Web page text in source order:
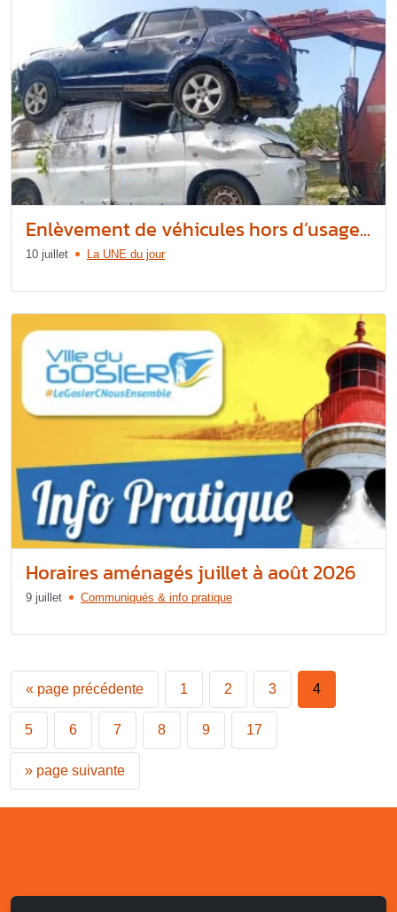
Enlèvement de véhicules hors d’usage...
10 juillet La UNE du jour
Horaires aménagés juillet à août 2026
9 juillet Communiqués & info pratique
« page précédente 1 2 3 4
5 6 7 8 9 17
» page suivante